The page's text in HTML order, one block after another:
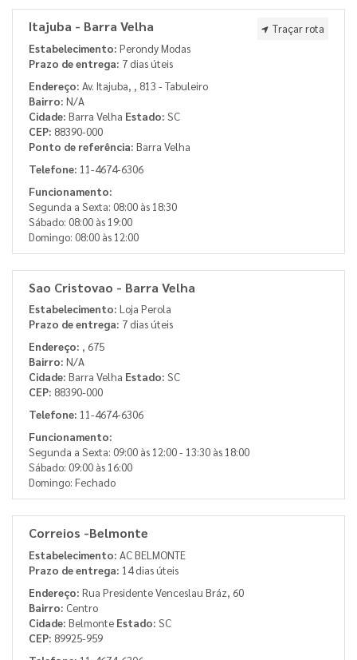
Traçar rota
Itajuba - Barra Velha
Estabelecimento: Perondy Modas
Prazo de entrega: 7 dias úteis
Endereço: Av. Itajuba, , 813 - Tabuleiro
Bairro: N/A
Cidade: Barra Velha Estado: SC
CEP: 88390-000
Ponto de referência: Barra Velha
Telefone: 11-4674-6306
Funcionamento:
Segunda a Sexta: 08:00 às 18:30
Sábado: 08:00 às 19:00
Domingo: 08:00 às 12:00
Sao Cristovao - Barra Velha
Estabelecimento: Loja Perola
Prazo de entrega: 7 dias úteis
Endereço: , 675
Bairro: N/A
Cidade: Barra Velha Estado: SC
CEP: 88390-000
Telefone: 11-4674-6306
Funcionamento:
Segunda a Sexta: 09:00 às 12:00 - 13:30 às 18:00
Sábado: 09:00 às 16:00
Domingo: Fechado
Correios -Belmonte
Estabelecimento: AC BELMONTE
Prazo de entrega: 14 dias úteis
Endereço: Rua Presidente Venceslau Bráz, 60
Bairro: Centro
Cidade: Belmonte Estado: SC
CEP: 89925-959